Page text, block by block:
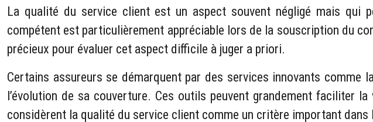
La qualité du service client est un aspect souvent négligé mais qui
compétent est particulièrement appréciable lors de la souscription du
précieux pour évaluer cet aspect difficile à juger a priori.
Certains assureurs se démarquent par des services innovants
l’évolution de sa couverture. Ces outils peuvent grandement faciliter
considèrent la qualité du service client comme un critère important dans